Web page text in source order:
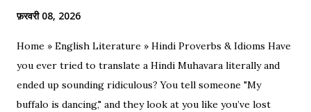
फ़रवरी 08, 2026
Home » English Literature » Hindi Proverbs & Idioms Have
you ever tried to translate a Hindi Muhavara literally and
ended up sounding ridiculous? You tell someone "My
buffalo is dancing," and they look at you like you’ve lost